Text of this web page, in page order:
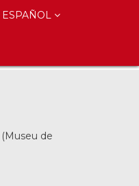
ESPAÑOL
de